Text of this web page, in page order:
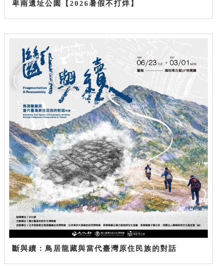
卑南遺址公園【2026暑假不打烊】
斷與續：鳥居龍藏與當代臺灣原住民族的對話